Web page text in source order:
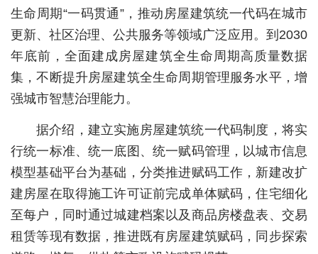
科教
健康
悠游
相亲
汽车
房产
消费
创意
生命周期“一码贯通”，推动房屋建筑统一代码在城市
更新、社区治理、公共服务等领域广泛应用。到2030
年底前，全面建成房屋建筑全生命周期高质量数据
集，不断提升房屋建筑全生命周期管理服务水平，增
强城市智慧治理能力。
据介绍，建立实施房屋建筑统一代码制度，将实
行统一标准、统一底图、统一赋码管理，以城市信息
模型基础平台为基础，分类推进赋码工作，新建改扩
建房屋在取得施工许可证前完成单体赋码，住宅细化
至每户，同时通过城建档案以及商品房楼盘表、交易
租赁等现有数据，推进既有房屋建筑赋码，同步探索